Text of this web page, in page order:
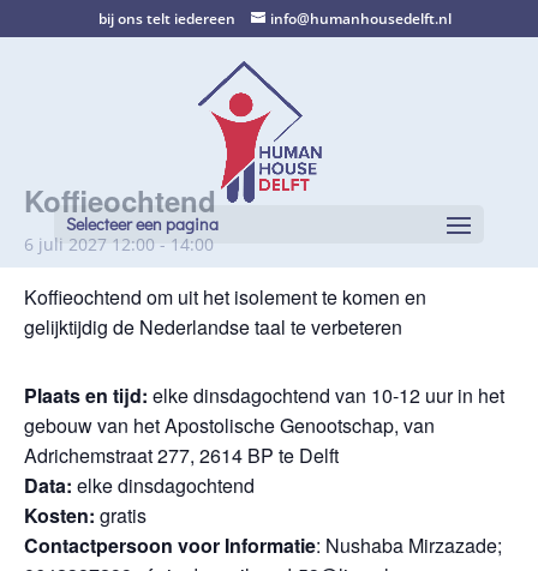
bij ons telt iedereen info@humanhousedelft.nl
Selecteer een pagina
Koffieochtend
6 juli 2027 12:00 - 14:00
Koffieochtend om uit het isolement te komen en
gelijktijdig de Nederlandse taal te verbeteren
Plaats en tijd: elke dinsdagochtend van 10-12 uur in het
gebouw van het Apostolische Genootschap, van
Adrichemstraat 277, 2614 BP te Delft
Data: elke dinsdagochtend
Kosten: gratis
Contactpersoon voor Informatie: Nushaba Mirzazade;